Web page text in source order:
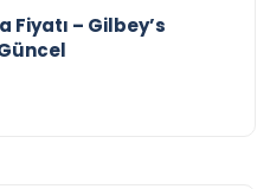
Fiyatı – Gilbey’s